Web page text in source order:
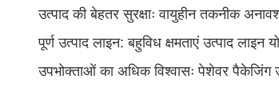
उत्पाद की बेहतर सुरक्षाः वायुहीन तकनीक
पूर्ण उत्पाद लाइन: बहुविध क्षमताएं उत्पाद लाइन
उपभोक्ताओं का अधिक विश्वासः पेशेवर पैकेजिंग